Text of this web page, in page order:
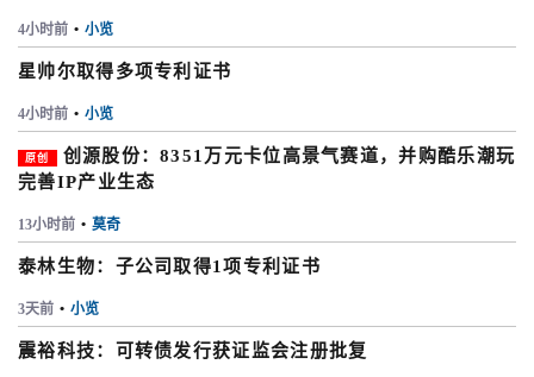
4小时前 • 小览
星帅尔取得多项专利证书
4小时前 • 小览
原创
创源股份：8351万元卡位高景气赛道，并购酷乐潮玩
完善IP产业生态
13小时前 • 莫奇
泰林生物：子公司取得1项专利证书
3天前 • 小览
震裕科技：可转债发行获证监会注册批复